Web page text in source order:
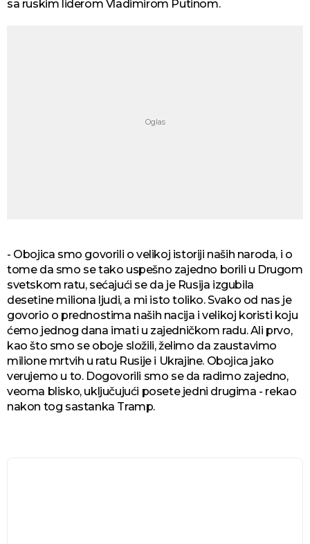
sa ruskim liderom Vladimirom Putinom.
- Obojica smo govorili o velikoj istoriji naših naroda, i o
tome da smo se tako uspešno zajedno borili u Drugom
svetskom ratu, sećajući se da je Rusija izgubila
desetine miliona ljudi, a mi isto toliko. Svako od nas je
govorio o prednostima naših nacija i velikoj koristi koju
ćemo jednog dana imati u zajedničkom radu. Ali prvo,
kao što smo se oboje složili, želimo da zaustavimo
milione mrtvih u ratu Rusije i Ukrajine. Obojica jako
verujemo u to. Dogovorili smo se da radimo zajedno,
veoma blisko, uključujući posete jedni drugima - rekao
nakon tog sastanka Tramp.